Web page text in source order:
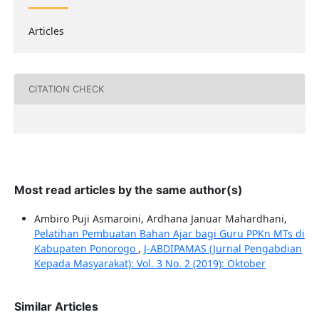
Articles
CITATION CHECK
Most read articles by the same author(s)
Ambiro Puji Asmaroini, Ardhana Januar Mahardhani,
Pelatihan Pembuatan Bahan Ajar bagi Guru PPKn MTs di
Kabupaten Ponorogo , J-ABDIPAMAS (Jurnal Pengabdian
Kepada Masyarakat): Vol. 3 No. 2 (2019): Oktober
Similar Articles